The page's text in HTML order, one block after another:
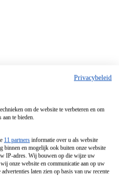
Privacybeleid
om de website te verbeteren en om
aan te bieden.
11 partners informatie over u als website
binnen en mogelijk ook buiten onze website
IP-adres. Wij bouwen op die wijze uw
onze website en communicatie aan op uw
laten zien op basis van uw recente